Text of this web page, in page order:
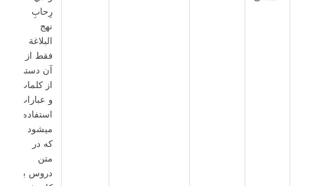
رِحابِ
نهج
البلاغة
فقط از
آن دسته
از کلمات
و عبارات
استفاده
مي­شود
که در
متن
دروس به